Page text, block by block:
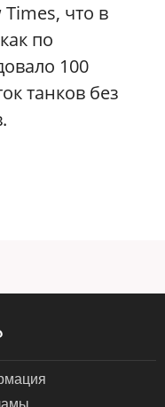
что в
по
100
танков без